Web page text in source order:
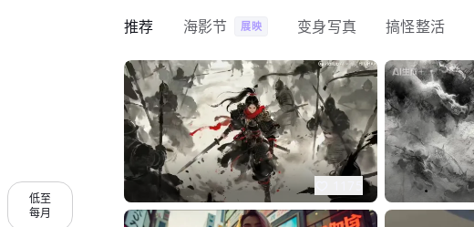
低至
每月
推荐 海影节 展映 变身写真 搞怪整活